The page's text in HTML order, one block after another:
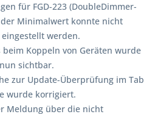
für FGD-223 (DoubleDimmer-
Minimalwert konnte nicht
werden.
beim Koppeln von Geräten wurde
sichtbar.
zur Update-Überprüfung im Tab
wurde korrigiert.
Meldung über die nicht